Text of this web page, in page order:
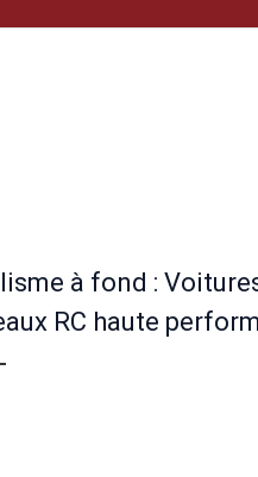
à fond :
RC haute